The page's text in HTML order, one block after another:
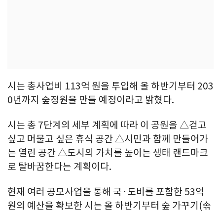
시는 총사업비 113억 원을 투입해 올 하반기부터 203
0년까지 숲정원을 만들 예정이라고 밝혔다.
시는 총 7단계의 세부 계획에 따라 이 공원을 △걷고
싶고 머물고 싶은 휴식 공간 △시민과 함께 만들어가
는 열린 공간 △도시의 가치를 높이는 생태 랜드마크
로 탈바꿈한다는 계획이다.
현재 여러 공모사업을 통해 국·도비를 포함한 53억
원의 예산을 확보한 시는 올 하반기부터 숲 가꾸기(솎